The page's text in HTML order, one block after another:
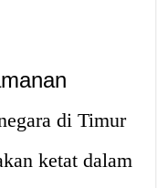
di Timur
ketat dalam